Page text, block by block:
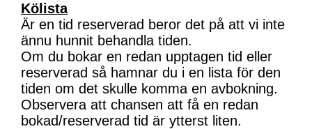
Kölista
Är en tid reserverad beror det på att vi inte
ännu hunnit behandla tiden.
Om du bokar en redan upptagen tid eller
reserverad så hamnar du i en lista för den
tiden om det skulle komma en avbokning.
Observera att chansen att få en redan
bokad/reserverad tid är ytterst liten.